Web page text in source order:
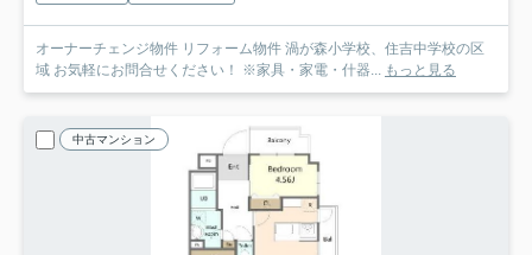
オーナーチェンジ物件 リフォーム物件 渦が森小学校、住吉中学校の区
域 お気軽にお問合せください！ ※家具・家電・什器... もっと見る
中古マンション